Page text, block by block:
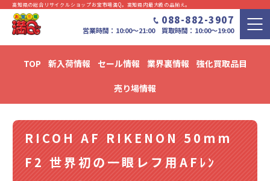
高知県の総合リサイクルショップお宝市場満Q。⾼知県内最⼤級の品揃え。
088-882-3907
営業時間：10:00〜21:00 買取時間：10:00～19:00
TOP 新入荷情報 セール情報 業界裏情報 強化買取品目
売り場情報
新入荷・セール情報・リユース情報 ブログ
RICOH AF RIKENON 50mm
F2 世界初の一眼レフ用AFﾚﾝ